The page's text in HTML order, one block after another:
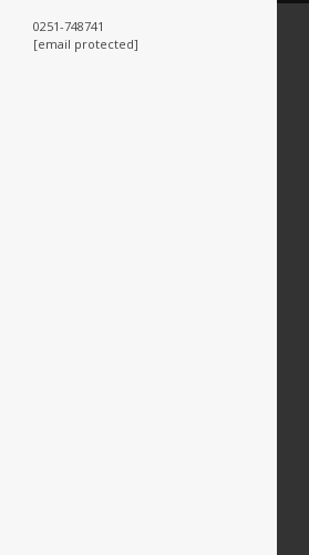
0251-748741
[email protected]